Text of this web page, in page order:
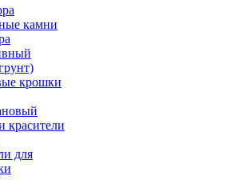
камни
крошки
красители
для